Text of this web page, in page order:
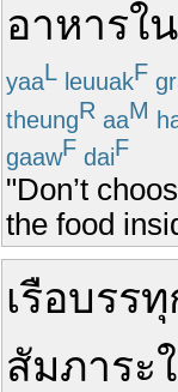
อาหารใน
yaaL leuuakF
theungR aaM
gaawF daiF
"Don’t
the food
เรือบรร
สัมภาระ